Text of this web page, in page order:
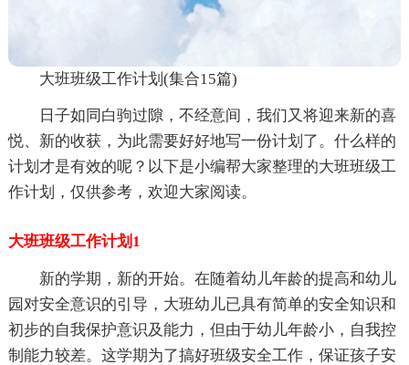
大班班级工作计划(集合15篇)
日子如同白驹过隙，不经意间，我们又将迎来新的喜
悦、新的收获，为此需要好好地写一份计划了。什么样的
计划才是有效的呢？以下是小编帮大家整理的大班班级工
作计划，仅供参考，欢迎大家阅读。
大班班级工作计划1
新的学期，新的开始。在随着幼儿年龄的提高和幼儿
园对安全意识的引导，大班幼儿已具有简单的安全知识和
初步的自我保护意识及能力，但由于幼儿年龄小，自我控
制能力较差。这学期为了搞好班级安全工作，保证孩子安